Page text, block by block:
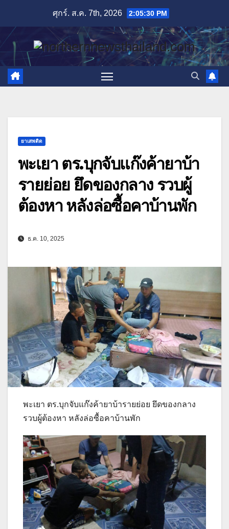
content
ศุกร์. ส.ค. 7th, 2026 2:05:31 PM
ยาเสพติด
พะเยา ตร.บุกจับแก๊งค้ายาบ้า
รายย่อย ยึดของกลาง รวบผู้
ต้องหา หลังล่อซื้อคาบ้านพัก
ธ.ค. 10, 2025
พะเยา ตร.บุกจับแก๊งค้ายาบ้ารายย่อย ยึดของกลาง
รวบผู้ต้องหา หลังล่อซื้อคาบ้านพัก